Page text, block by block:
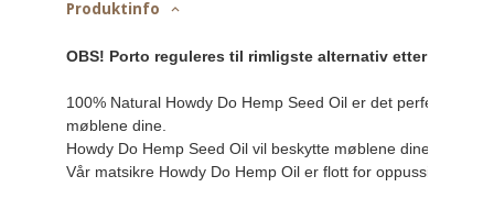
Produktinfo
OBS! Porto reguleres til rimligste alternativ etter
100% Natural Howdy Do Hemp Seed Oil er det perfekte
møblene dine.
Howdy Do Hemp Seed Oil vil beskytte møblene dine i årevis
Vår matsikre Howdy Do Hemp Oil er flott for oppussing av